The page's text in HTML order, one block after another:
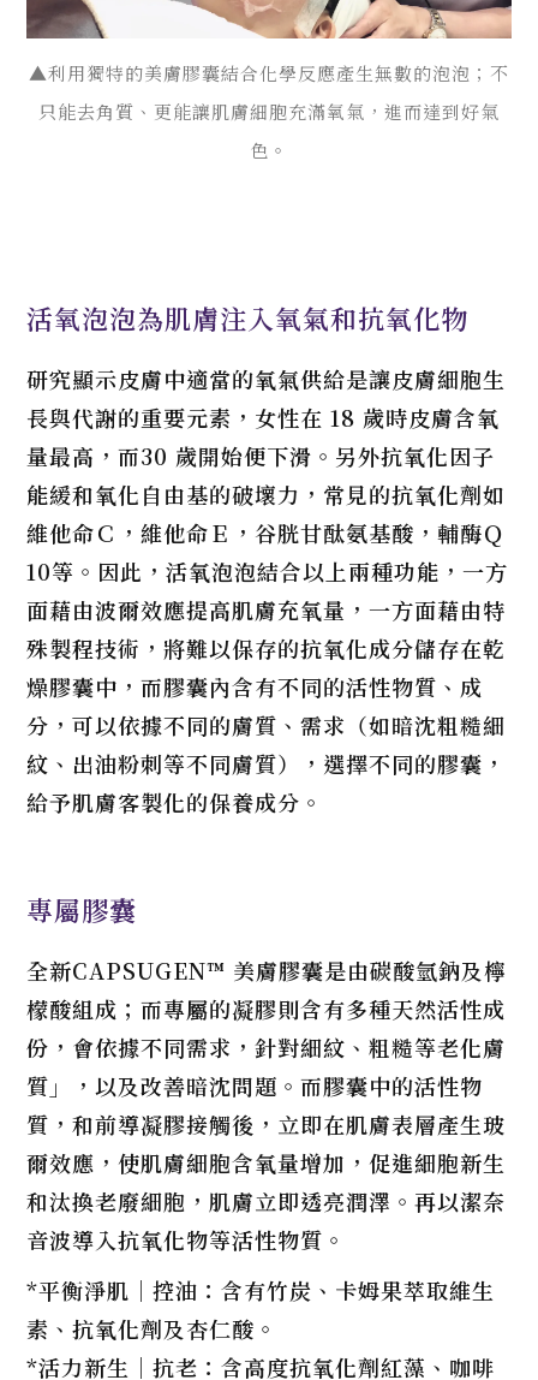
▲利用獨特的美膚膠囊結合化學反應產生無數的泡泡；不
只能去角質、更能讓肌膚細胞充滿氧氣，進而達到好氣
色。
活氧泡泡為肌膚注入氧氣和抗氧化物
研究顯示皮膚中適當的氧氣供給是讓皮膚細胞生
長與代謝的重要元素，女性在 18 歲時皮膚含氧
量最高，而30 歲開始便下滑。另外抗氧化因子
能緩和氧化自由基的破壞力，常見的抗氧化劑如
維他命Ｃ，維他命Ｅ，谷胱甘酞氨基酸，輔酶Ｑ
10等。因此，活氧泡泡結合以上兩種功能，一方
面藉由波爾效應提高肌膚充氧量，一方面藉由特
殊製程技術，將難以保存的抗氧化成分儲存在乾
燥膠囊中，而膠囊內含有不同的活性物質、成
分，可以依據不同的膚質、需求（如暗沈粗糙細
紋、出油粉刺等不同膚質），選擇不同的膠囊，
給予肌膚客製化的保養成分。
專屬膠囊
全新CAPSUGEN™ 美膚膠囊是由碳酸氫鈉及檸
檬酸組成；而專屬的凝膠則含有多種天然活性成
份，會依據不同需求，針對細紋、粗糙等老化膚
質」，以及改善暗沈問題。而膠囊中的活性物
質，和前導凝膠接觸後，立即在肌膚表層產生玻
爾效應，使肌膚細胞含氧量增加，促進細胞新生
和汰換老廢細胞，肌膚立即透亮潤澤。再以潔奈
音波導入抗氧化物等活性物質。
*平衡淨肌｜控油：含有竹炭、卡姆果萃取維生
素、抗氧化劑及杏仁酸。
*活力新生｜抗老：含高度抗氧化劑紅藻、咖啡